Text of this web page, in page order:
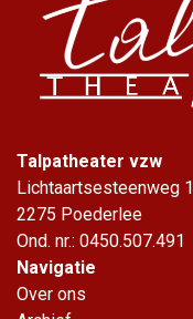
Talpatheater vzw
Lichtaartsesteenweg 1
2275 Poederlee
Ond. nr.: 0450.507.491
Navigatie
Over ons